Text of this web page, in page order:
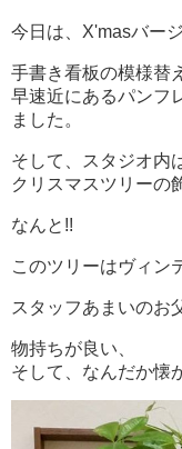
今日は、X'masバー
手書き看板の模様替
早速近にあるパンフ
ました。
そして、スタジオ内
クリスマスツリーの
なんと!!
このツリーはヴィン
スタッフあまいのお
物持ちが良い、
そして、なんだか懐